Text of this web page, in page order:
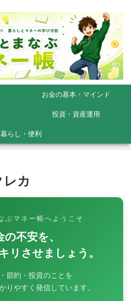
お金の基本・マインド
投資・資産運用
暮らし・便利
カ
ぶマネー帳へようこそ
の不安を、
リさせましょう。
節約・投資のことを
りやすく発信しています。